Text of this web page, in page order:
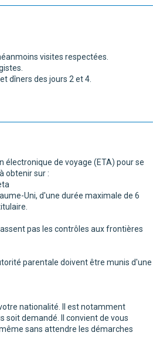
visites respectées.
dîners des jours 2 et 4.
de voyage (ETA) pour se
obtenir sur :
Uni, d'une durée maximale de 6
pas les contrôles aux frontières
parentale doivent être munis d'une
nationalité. Il est notamment
soit demandé. Il convient de vous
sans attendre les démarches